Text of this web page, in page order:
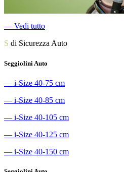
― Vedi tutto
S di Sicurezza Auto
Seggiolini Auto
― i-Size 40-75 cm
― i-Size 40-85 cm
― i-Size 40-105 cm
― i-Size 40-125 cm
― i-Size 40-150 cm